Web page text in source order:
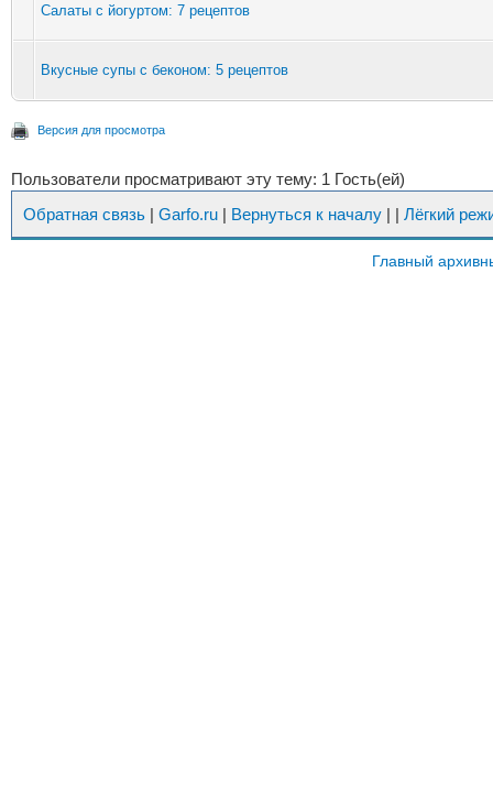
Салаты с йогуртом: 7 рецептов
Вкусные супы с беконом: 5 рецептов
Версия для просмотра
Пользователи просматривают эту тему: 1 Гость(ей)
Обратная связь | Garfo.ru | Вернуться к началу | | Лёгкий
Главный